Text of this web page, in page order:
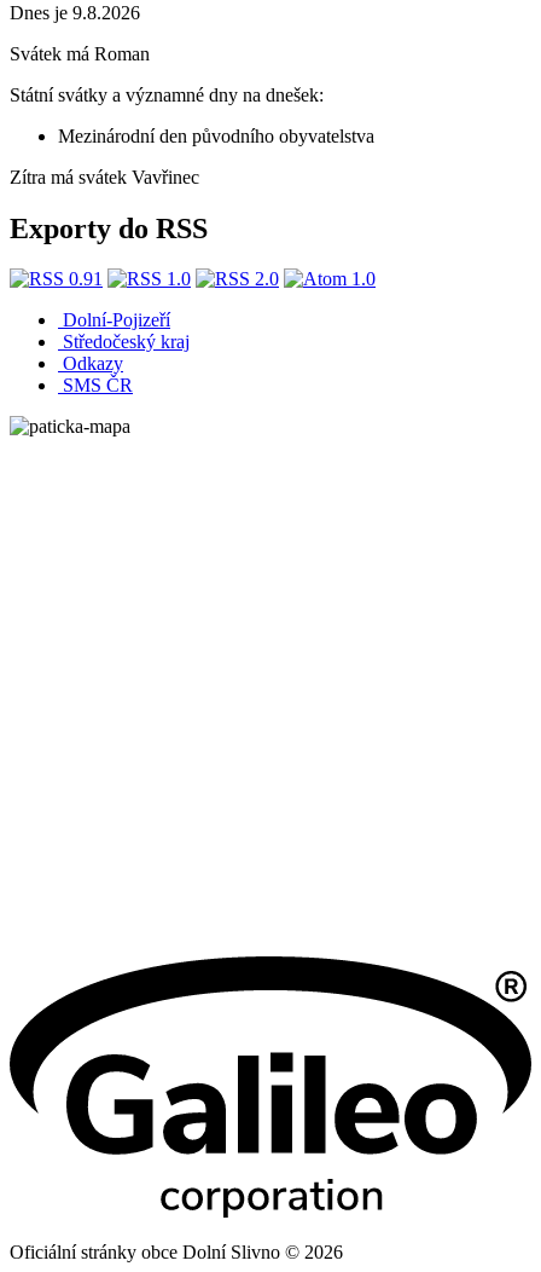
Dnes je 9.8.2026
Svátek má Roman
Státní svátky a významné dny na dnešek:
Mezinárodní den původního obyvatelstva
Zítra má svátek Vavřinec
Exporty do RSS
Dolní-Pojizeří
Středočeský kraj
Odkazy
SMS ČR
Oficiální stránky obce Dolní Slivno © 2026